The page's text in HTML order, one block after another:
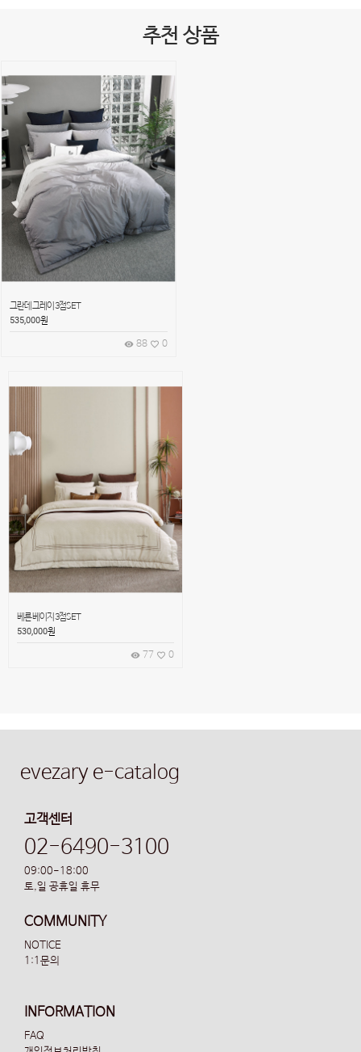
추천 상품
그란데 그레이 3점SET
535,000원
remove_red_eye 88 favorite_border 0
베른 베이지 3점SET
530,000원
remove_red_eye 77 favorite_border 0
evezary e-catalog
고객센터
02-6490-3100
09:00-18:00
토,일 공휴일 휴무
COMMUNITY
NOTICE
1:1문의
INFORMATION
FAQ